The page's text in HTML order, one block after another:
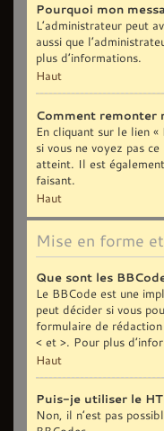
Pourquoi mon
L’administrateur peut
aussi que
plus d’informations.
Haut
Comment remonter
En cliquant sur le lien
si vous ne voyez pas
atteint. Il est
faisant.
Haut
Mise en forme
Que sont les
Le BBCode est une
peut décider si vous
formulaire de
< et >. Pour plus
Haut
Puis-je utiliser le
Non, il n’est pas